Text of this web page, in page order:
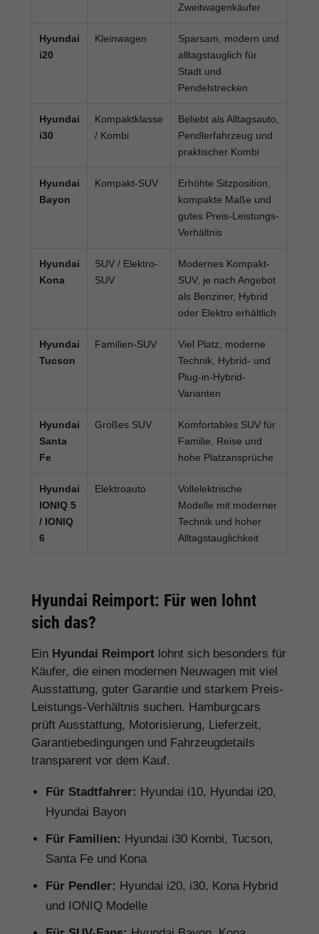
Zweitwagenkäufer
Hyundai
i20
Kleinwagen
Sparsam, modern und
alltagstauglich für
Stadt und
Pendelstrecken
Hyundai
i30
Kompaktklasse
/ Kombi
Beliebt als Alltagsauto,
Pendlerfahrzeug und
praktischer Kombi
Hyundai
Bayon
Kompakt-SUV
Erhöhte Sitzposition,
kompakte Maße und
gutes Preis-Leistungs-
Verhältnis
Hyundai
Kona
SUV / Elektro-
SUV
Modernes Kompakt-
SUV, je nach Angebot
als Benziner, Hybrid
oder Elektro erhältlich
Hyundai
Tucson
Familien-SUV
Viel Platz, moderne
Technik, Hybrid- und
Plug-in-Hybrid-
Varianten
Hyundai
Santa
Fe
Großes SUV
Komfortables SUV für
Familie, Reise und
hohe Platzansprüche
Hyundai
IONIQ 5
/ IONIQ
6
Elektroauto
Vollelektrische
Modelle mit moderner
Technik und hoher
Alltagstauglichkeit
Hyundai Reimport: Für wen lohnt
sich das?
Ein Hyundai Reimport lohnt sich besonders für
Käufer, die einen modernen Neuwagen mit viel
Ausstattung, guter Garantie und starkem Preis-
Leistungs-Verhältnis suchen. Hamburgcars
prüft Ausstattung, Motorisierung, Lieferzeit,
Garantiebedingungen und Fahrzeugdetails
transparent vor dem Kauf.
Für Stadtfahrer: Hyundai i10, Hyundai i20,
Hyundai Bayon
Für Familien: Hyundai i30 Kombi, Tucson,
Santa Fe und Kona
Für Pendler: Hyundai i20, i30, Kona Hybrid
und IONIQ Modelle